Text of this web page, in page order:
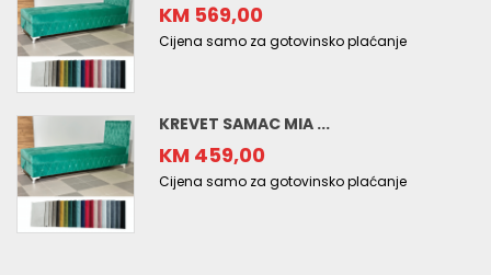
KM 569,00
Cijena samo za gotovinsko plaćanje
KREVET SAMAC MIA ...
KM 459,00
Cijena samo za gotovinsko plaćanje